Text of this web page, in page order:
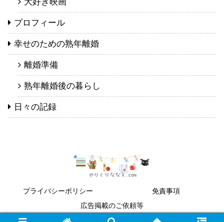
プロフィール
幸せのための熟年離婚
離婚準備
熟年離婚後の暮らし
日々の記録
プライバシーポリシー
免責事項
広告掲載のご依頼等